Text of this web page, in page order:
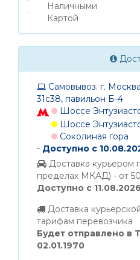
Наличными
Картой
Самовывоз. г.
31с38, павильон Б-4
Шоссе
Шоссе
Соколиная гора
- Доступно с
Доставка курьером
пределах МКАД) - от
Доступно с
Доставка
тарифам перевозчика
Будет отправлено в
02.01.1970